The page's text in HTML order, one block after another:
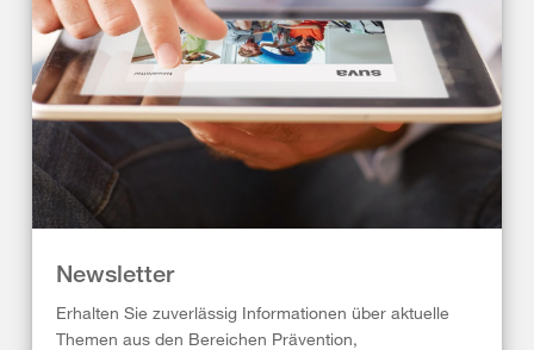
Newsletter
Erhalten Sie zuverlässig Informationen über aktuelle
Themen aus den Bereichen Prävention,